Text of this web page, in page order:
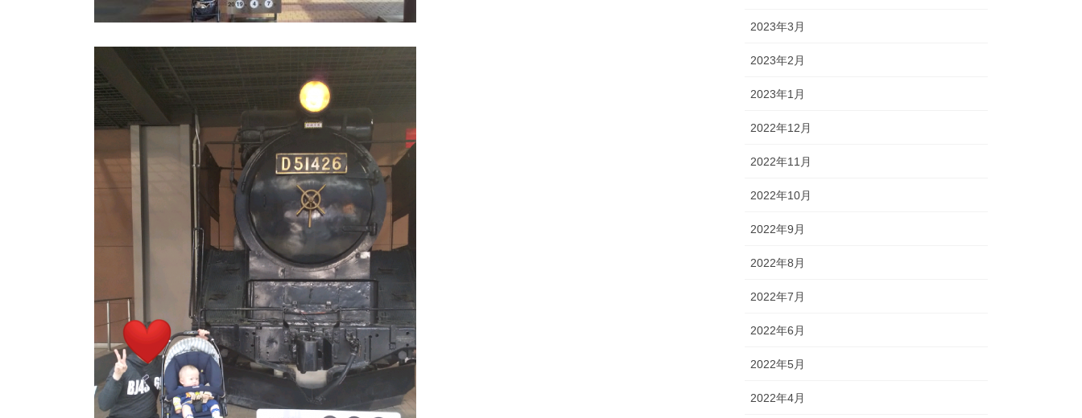
2023年3月
2023年2月
2023年1月
2022年12月
2022年11月
2022年10月
2022年9月
2022年8月
2022年7月
2022年6月
2022年5月
2022年4月